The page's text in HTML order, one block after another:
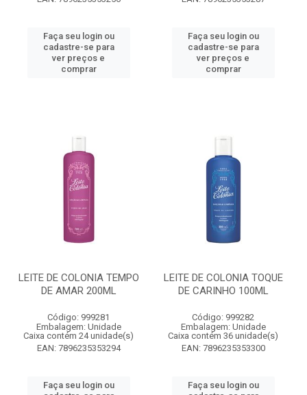
Faça seu login ou
cadastre-se para
ver preços e
comprar
Faça seu login ou
cadastre-se para
ver preços e
comprar
LEITE DE COLONIA TEMPO
DE AMAR 200ML
Código: 999281
Embalagem: Unidade
Caixa contém 24 unidade(s)
EAN: 7896235353294
Faça seu login ou
LEITE DE COLONIA TOQUE
DE CARINHO 100ML
Código: 999282
Embalagem: Unidade
Caixa contém 36 unidade(s)
EAN: 7896235353300
Faça seu login ou